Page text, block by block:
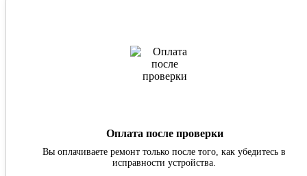
Оплата после проверки
Вы оплачиваете ремонт только после того, как убедитесь в
исправности устройства.